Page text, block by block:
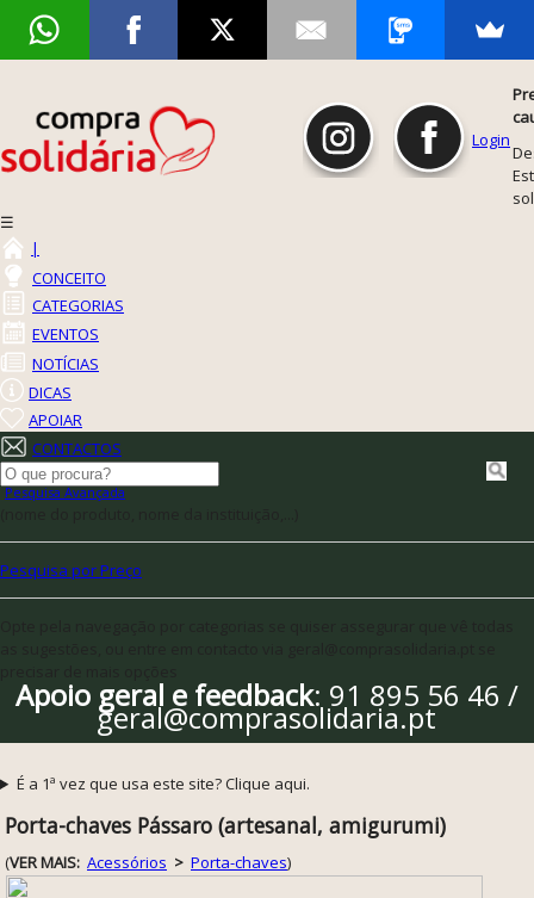
Login
☰
|
CONCEITO
CATEGORIAS
EVENTOS
NOTÍCIAS
DICAS
APOIAR
CONTACTOS
Pesquisa Avançada
Pesquisa por Preço
Apoio geral e feedback: 91 895 56 46 /
geral@comprasolidaria.pt
É a 1ª vez que usa este site? Clique aqui.
Porta-chaves Pássaro (artesanal, amigurumi)
(VER MAIS: Acessórios > Porta-chaves)